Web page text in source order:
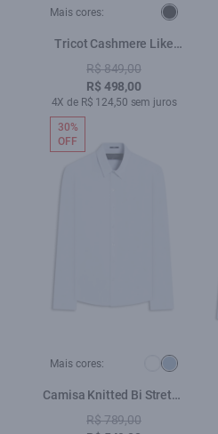
Mais cores:
Tricot Cashmere Like
Knit Off White Mescla
R$ 849,00
R$ 498,00
4X de R$ 124,50 sem juros
Mais cores:
Camisa Knitted Bi Stretch
Azul Claro
R$ 789,00
30%
OFF